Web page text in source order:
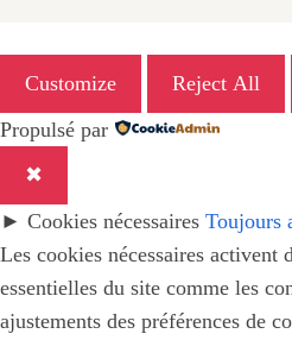
Customize Reject All
Propulsé par
✖
► Cookies nécessaires Toujours
Les cookies nécessaires activent
essentielles du site comme les
ajustements des préférences de